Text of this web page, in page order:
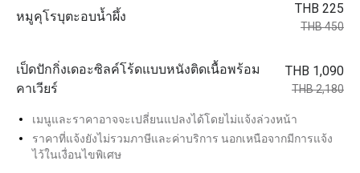
หมูคุโรบุตะอบน้ำผึ้ง
THB 225
THB 450
เป็ดปักกิ่งเดอะซิลค์โร้ดแบบหนังติดเนื้อพร้อม
คาเวียร์
THB 1,090
THB 2,180
เมนูและราคาอาจจะเปลี่ยนแปลงได้โดยไม่แจ้งล่วงหน้า
ราคาที่แจ้งยังไม่รวมภาษีและค่าบริการ นอกเหนือจากมีการแจ้ง
ไว้ในเงื่อนไขพิเศษ